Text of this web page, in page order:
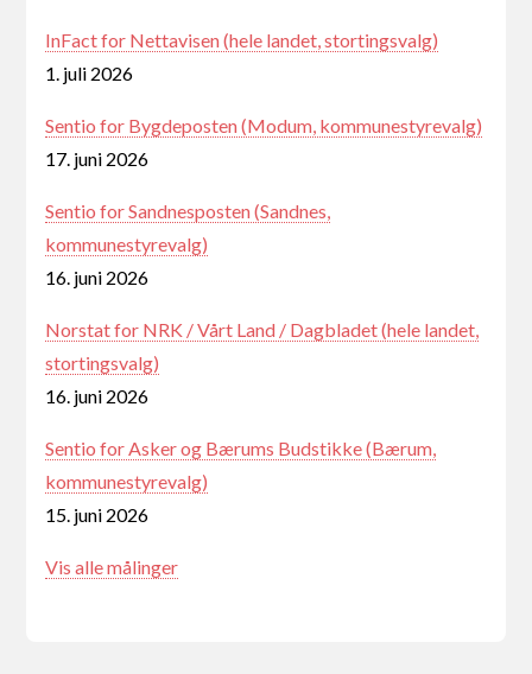
InFact for Nettavisen (hele landet, stortingsvalg)
1. juli 2026
Sentio for Bygdeposten (Modum, kommunestyrevalg)
17. juni 2026
Sentio for Sandnesposten (Sandnes,
kommunestyrevalg)
16. juni 2026
Norstat for NRK / Vårt Land / Dagbladet (hele landet,
stortingsvalg)
16. juni 2026
Sentio for Asker og Bærums Budstikke (Bærum,
kommunestyrevalg)
15. juni 2026
Vis alle målinger